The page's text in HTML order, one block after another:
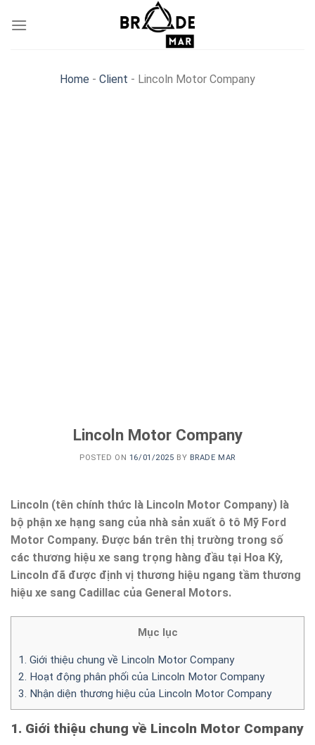
Home - Client - Lincoln Motor Company
Lincoln Motor Company
POSTED ON 16/01/2025 BY BRADE MAR
Lincoln (tên chính thức là Lincoln Motor Company) là
bộ phận xe hạng sang của nhà sản xuất ô tô Mỹ Ford
Motor Company. Được bán trên thị trường trong số
các thương hiệu xe sang trọng hàng đầu tại Hoa Kỳ,
Lincoln đã được định vị thương hiệu ngang tầm thương
hiệu xe sang Cadillac của General Motors.
Mục lục
1. Giới thiệu chung về Lincoln Motor Company
2. Hoạt động phân phối của Lincoln Motor Company
3. Nhận diện thương hiệu của Lincoln Motor Company
1. Giới thiệu chung về Lincoln Motor Company